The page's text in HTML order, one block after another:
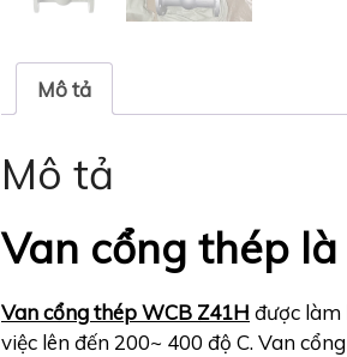
Mô tả
Mô tả
Van cổng thép là
Van cổng thép WCB Z41H được làm
việc lên đến 200~ 400 độ C. Van